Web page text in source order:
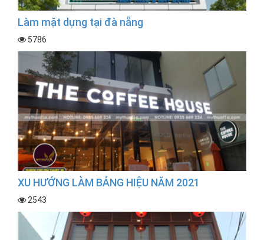
Làm mặt dựng tại đà nẵng
5786
XU HƯỚNG LÀM BẢNG HIỆU NĂM 2021
2543